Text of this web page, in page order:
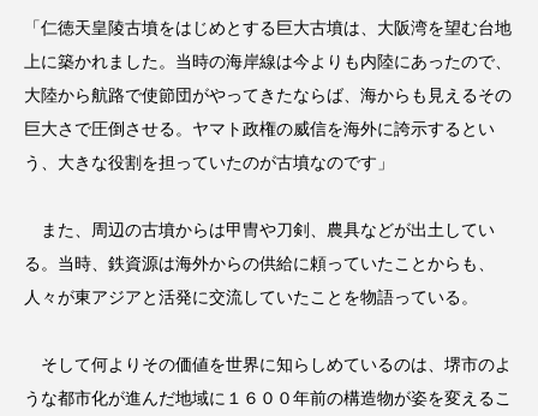
「仁徳天皇陵古墳をはじめとする巨大古墳は、大阪湾を望む台地
上に築かれました。当時の海岸線は今よりも内陸にあったので、
大陸から航路で使節団がやってきたならば、海からも見えるその
巨大さで圧倒させる。ヤマト政権の威信を海外に誇示するとい
う、大きな役割を担っていたのが古墳なのです」
また、周辺の古墳からは甲冑や刀剣、農具などが出土してい
る。当時、鉄資源は海外からの供給に頼っていたことからも、
人々が東アジアと活発に交流していたことを物語っている。
そして何よりその価値を世界に知らしめているのは、堺市のよ
うな都市化が進んだ地域に１６００年前の構造物が姿を変えるこ